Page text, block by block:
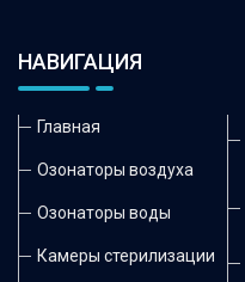
НАВИГАЦИЯ
Главная
Озонаторы воздуха
Озонаторы воды
Камеры стерилизации